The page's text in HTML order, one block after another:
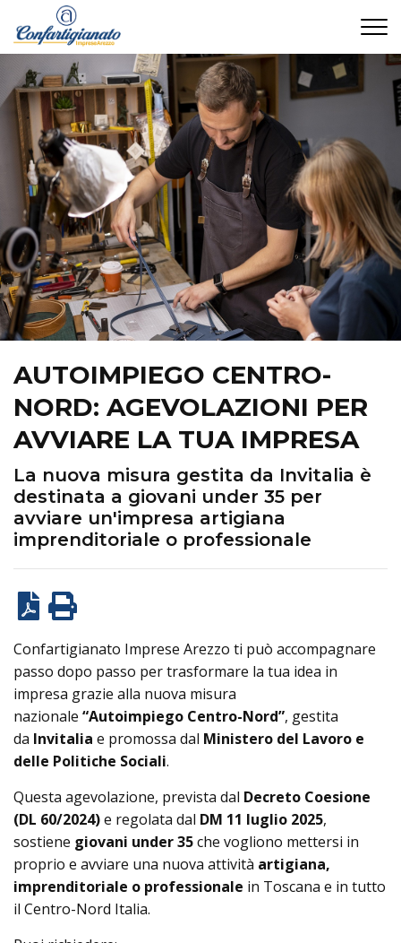
AUTOIMPIEGO CENTRO-
NORD: AGEVOLAZIONI PER
AVVIARE LA TUA IMPRESA
La nuova misura gestita da Invitalia è
destinata a giovani under 35 per
avviare un'impresa artigiana
imprenditoriale o professionale
Confartigianato Imprese Arezzo ti può accompagnare
passo dopo passo per trasformare la tua idea in
impresa grazie alla nuova misura
nazionale “Autoimpiego Centro-Nord”, gestita
da Invitalia e promossa dal Ministero del Lavoro e
delle Politiche Sociali.
Questa agevolazione, prevista dal Decreto Coesione
(DL 60/2024)e regolata dal DM 11 luglio 2025,
sostiene giovani under 35che vogliono mettersi in
proprio e avviare una nuova attività artigiana,
imprenditoriale o professionale in Toscana e in tutto
il Centro-Nord Italia.